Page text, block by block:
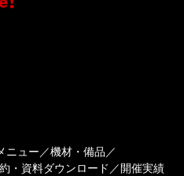
ニュー
機材・備品
・資料ダウンロード 開催実績